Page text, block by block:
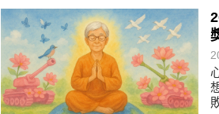
不執著、不妄想，當下即圓滿。
心不跟隨現下煩惱，不隨就不會
學佛，就是學著拭去塵埃。
不要看小小的慈悲，它是無盡的